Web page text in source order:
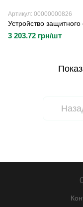
Артикул: 00000000826
Устройство
3 203.72 грн/шт